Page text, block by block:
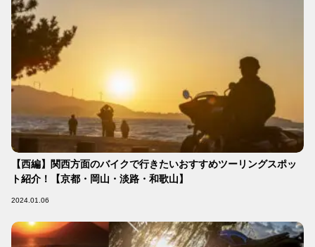
【西編】関西方面のバイクで行きたいおすすめツーリングスポッ
ト紹介！【京都・岡山・淡路・和歌山】
2024.01.06